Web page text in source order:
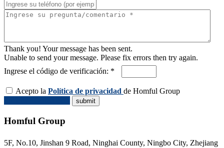
Thank you! Your message has been sent.
Unable to send your message. Please fix errors then try again.
Ingrese el código de verificación: *
Acepto la Política de privacidad de Homful Group
Homful Group
5F, No.10, Jinshan 9 Road, Ninghai County, Ningbo City, Zhejiang